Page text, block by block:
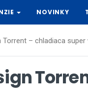
NOVINKY
Torrent – chladiaca super